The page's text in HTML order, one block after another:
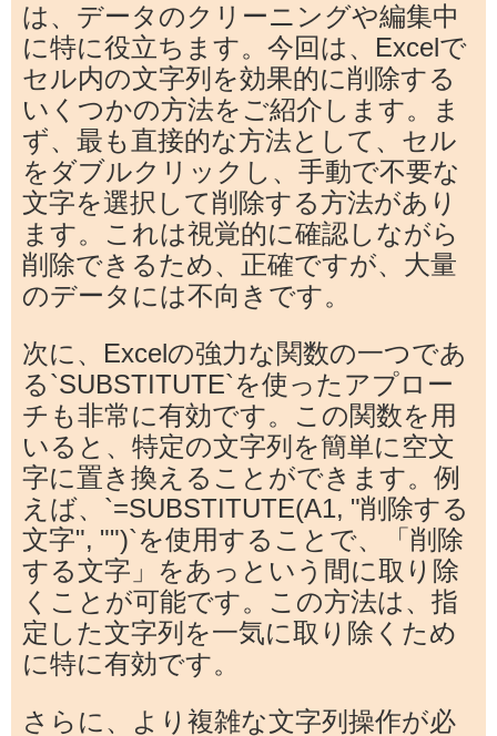
は、データのクリーニングや編集中
に特に役立ちます。今回は、Excelで
セル内の文字列を効果的に削除する
いくつかの方法をご紹介します。ま
ず、最も直接的な方法として、セル
をダブルクリックし、手動で不要な
文字を選択して削除する方法があり
ます。これは視覚的に確認しながら
削除できるため、正確ですが、大量
のデータには不向きです。
次に、Excelの強力な関数の一つであ
る`SUBSTITUTE`を使ったアプロー
チも非常に有効です。この関数を用
いると、特定の文字列を簡単に空文
字に置き換えることができます。例
えば、`=SUBSTITUTE(A1, "削除する
文字", "")`を使用することで、「削除
する文字」をあっという間に取り除
くことが可能です。この方法は、指
定した文字列を一気に取り除くため
に特に有効です。
さらに、より複雑な文字列操作が必